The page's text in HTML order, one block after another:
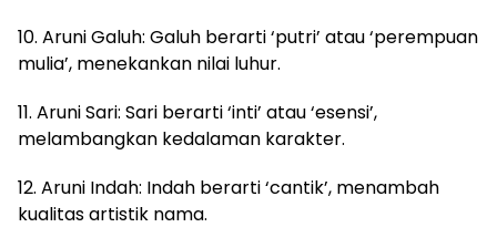
10. Aruni Galuh: Galuh berarti ‘putri’ atau ‘perempuan
mulia’, menekankan nilai luhur.
11. Aruni Sari: Sari berarti ‘inti’ atau ‘esensi’,
melambangkan kedalaman karakter.
12. Aruni Indah: Indah berarti ‘cantik’, menambah
kualitas artistik nama.